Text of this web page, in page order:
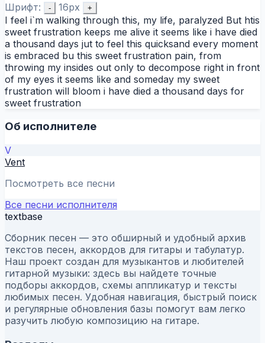
Шрифт: - 16px +
I feel i`m walking through this, my life, paralyzed But htis
sweet frustration keeps me alive it seems like i have died
a thousand days jut to feel this quicksand every moment
is embraced bu this sweet frustration pain, from
throwing my insides out only to decompose right in front
of my eyes it seems like and someday my sweet
frustration will bloom i have died a thousand days for
sweet frustration
Об исполнителе
V
Vent
Посмотреть все песни
Все песни исполнителя
textbase
Сборник песен — это обширный и удобный архив
текстов песен, аккордов для гитары и табулатур.
Наш проект создан для музыкантов и любителей
гитарной музыки: здесь вы найдете точные
подборы аккордов, схемы аппликатур и тексты
любимых песен. Удобная навигация, быстрый поиск
и регулярные обновления базы помогут вам легко
разучить любую композицию на гитаре.